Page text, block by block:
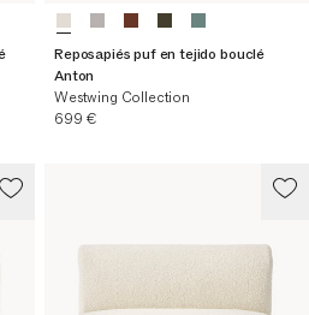
Reposapiés puf en tejido bouclé
Anton
Westwing Collection
Precio actual
699 €